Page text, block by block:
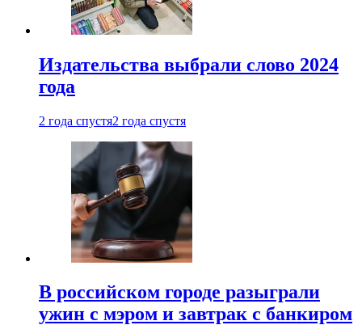
Издательства выбрали слово 2024
года
2 года спустя2 года спустя
В российском городе разыграли
ужин с мэром и завтрак с банкиром